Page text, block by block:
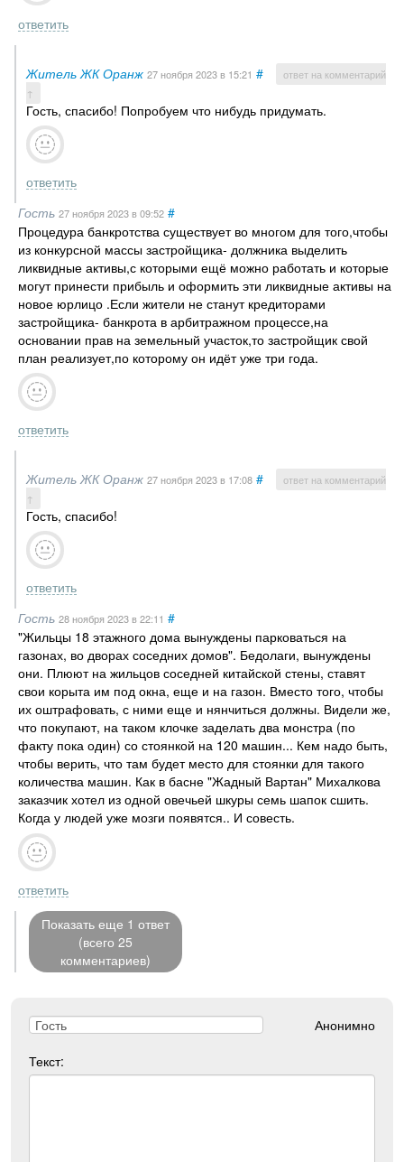
ответить
Житель ЖК Оранж 27 ноября 2023в 15:21 #
ответ на комментарий
↑
Гость, спасибо! Попробуем что нибудь придумать.
ответить
Гость 27 ноября 2023в 09:52 #
Процедура банкротства существует во многом для того,чтобы
из конкурсной массы застройщика- должника выделить
ликвидные активы,с которыми ещё можно работать и которые
могут принести прибыль и оформить эти ликвидные активы на
новое юрлицо .Если жители не станут кредиторами
застройщика- банкрота в арбитражном процессе,на
основании прав на земельный участок,то застройщик свой
план реализует,по которому он идёт уже три года.
ответить
Житель ЖК Оранж 27 ноября 2023в 17:08 #
ответ на комментарий
↑
Гость, спасибо!
ответить
Гость 28 ноября 2023в 22:11 #
"Жильцы 18 этажного дома вынуждены парковаться на
газонах, во дворах соседних домов". Бедолаги, вынуждены
они. Плюют на жильцов соседней китайской стены, ставят
свои корыта им под окна, еще и на газон. Вместо того, чтобы
их оштрафовать, с ними еще и нянчиться должны. Видели же,
что покупают, на таком клочке заделать два монстра (по
факту пока один) со стоянкой на 120 машин... Кем надо быть,
чтобы верить, что там будет место для стоянки для такого
количества машин. Как в басне "Жадный Вартан" Михалкова
заказчик хотел из одной овечьей шкуры семь шапок сшить.
Когда у людей уже мозги появятся.. И совесть.
ответить
Показать еще 1 ответ
(всего 25
комментариев)
Анонимно
Текст: